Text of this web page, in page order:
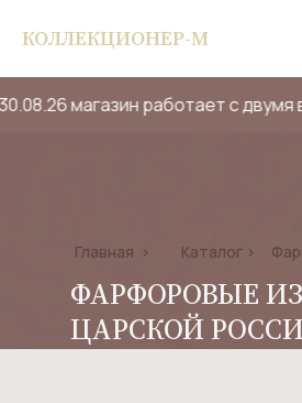
КОЛЛЕКЦИОНЕР-М
магазин работает с
ФАРФОРОВЫЕ
ЦАРСКОЙ
> >
Главная Каталог